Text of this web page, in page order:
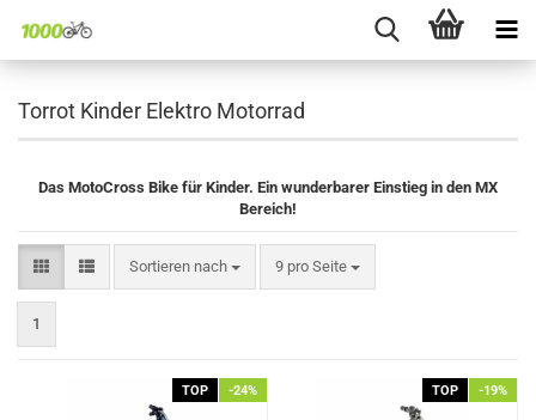
Torrot Kinder Elektro Motorrad
Das MotoCross Bike für Kinder. Ein wunderbarer Einstieg in den MX
Bereich!
Sortieren nach
Sortieren nach 9 pro Seite
pro Seite
1
TOP -24% TOP -19%